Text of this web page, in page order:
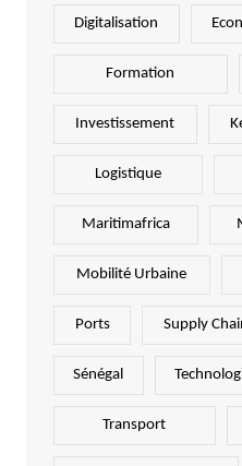
Digitalisation
Formation
Investissement
Logistique
Maritimafrica
Mobilité Urbaine
Ports Supply
Sénégal
Transport